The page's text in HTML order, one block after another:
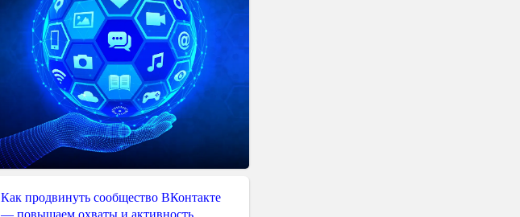
Как продвинуть сообщество ВКонтакте